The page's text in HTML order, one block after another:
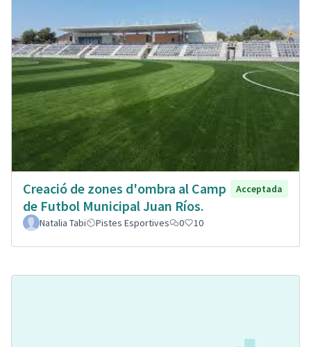
Creació de zones d'ombra al Camp
de Futbol Municipal Juan Ríos.
Acceptada
Natalia Tabi Pistes Esportives 0 10